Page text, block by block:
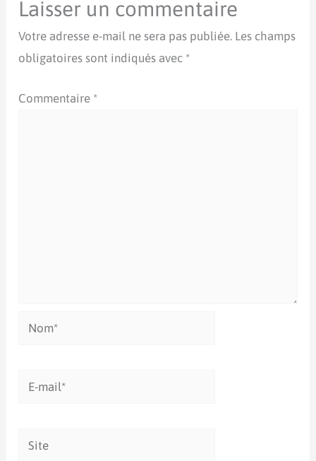
Laisser un commentaire
Votre adresse e-mail ne sera pas publiée. Les champs
obligatoires sont indiqués avec *
Commentaire *
Nom*
Site